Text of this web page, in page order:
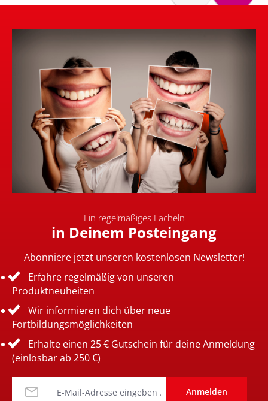
Ein regelmäßiges Lächeln
in Deinem Posteingang
Abonniere jetzt unseren kostenlosen Newsletter!
Erfahre regelmäßig von unseren
Produktneuheiten
Wir informieren dich über neue
Fortbildungsmöglichkeiten
Erhalte einen 25 € Gutschein für deine Anmeldung
(einlösbar ab 250 €)
Anmelden